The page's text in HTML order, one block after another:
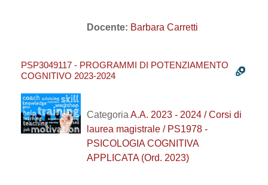
Docente: Barbara Carretti
PSP3049117 - PROGRAMMI DI POTENZIAMENTO
COGNITIVO 2023-2024
Categoria A.A. 2023 - 2024 / Corsi di
laurea magistrale / PS1978 -
PSICOLOGIA COGNITIVA
APPLICATA (Ord. 2023)